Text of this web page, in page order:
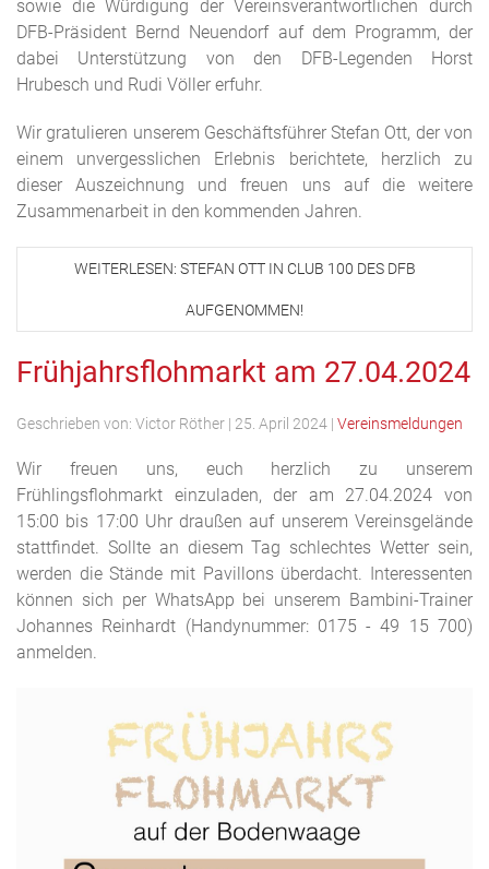
sowie die Würdigung der Vereinsverantwortlichen durch
DFB-Präsident Bernd Neuendorf auf dem Programm, der
dabei Unterstützung von den DFB-Legenden Horst
Hrubesch und Rudi Völler erfuhr.
Wir gratulieren unserem Geschäftsführer Stefan Ott, der von
einem unvergesslichen Erlebnis berichtete, herzlich zu
dieser Auszeichnung und freuen uns auf die weitere
Zusammenarbeit in den kommenden Jahren.
WEITERLESEN: STEFAN OTT IN CLUB 100 DES DFB
AUFGENOMMEN!
Frühjahrsflohmarkt am 27.04.2024
Geschrieben von: Victor Röther | 25. April 2024 | Vereinsmeldungen
Wir freuen uns, euch herzlich zu unserem
Frühlingsflohmarkt einzuladen, der am 27.04.2024 von
15:00 bis 17:00 Uhr draußen auf unserem Vereinsgelände
stattfindet . Sollte an diesem Tag schlechtes Wetter sein,
werden die Stände mit Pavillons überdacht . Interessenten
können sich per WhatsApp bei unserem Bambini-Trainer
Johannes Reinhardt (Handynummer: 0175 - 49 15 700)
anmelden.